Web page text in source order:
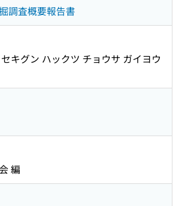
調査概要報告書
キグン ハックツ チョウサ ガイヨウ
編